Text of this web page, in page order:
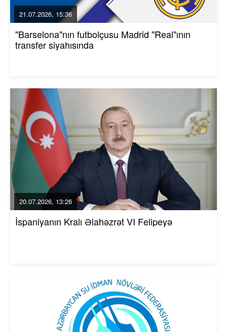
21.07.2026, 15:36
"Barselona"nın futbolçusu Madrid "Real"ının
transfer siyahısında
20.07.2026, 13:26
İspaniyanın Kralı Əlahəzrət VI Felipeyə